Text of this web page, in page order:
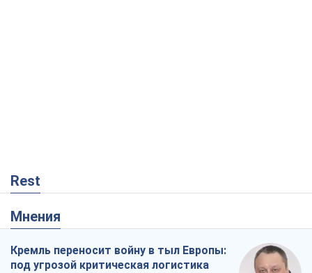
Rest
Мнения
Кремль переносит войну в тыл Европы:
под угрозой критическая логистика